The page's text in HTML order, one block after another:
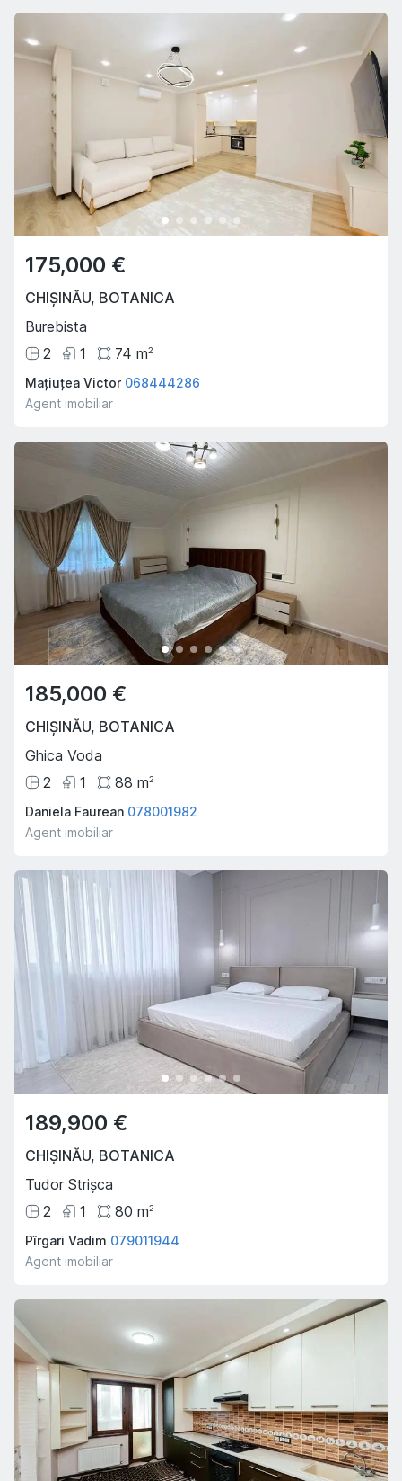
175,000 €
CHIȘINĂU, BOTANICA
Burebista
2
1 74 m2
Mațiuțea Victor 068444286
Agent imobiliar
185,000 €
CHIȘINĂU, BOTANICA
Ghica Voda
2
1 88 m2
Daniela Faurean 078001982
Agent imobiliar
189,900 €
CHIȘINĂU, BOTANICA
Tudor Strișca
2
1 80 m2
Pîrgari Vadim 079011944
Agent imobiliar